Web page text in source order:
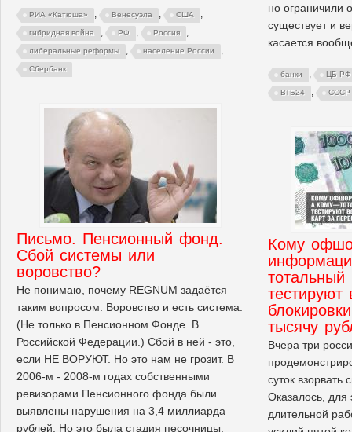
РИА «Катюша» , Венесуэла , США ,
гибридная война , РФ , Россия ,
либеральные реформы , население России ,
Сбербанк
но ограничили
существует и
касается
банки , ЦБ РФ
ВТБ24 , СССР
Письмо. Пенсионный фонд.
Сбой системы или
воровство?
Не понимаю, почему REGNUM задаётся
таким вопросом. Воровство и есть система.
(Не только в Пенсионном Фонде. В
Российской Федерации.) Сбой в ней - это,
если НЕ ВОРУЮТ. Но это нам не грозит. В
2006-м - 2008-м годах собственными
ревизорами Пенсионного фонда были
выявлены нарушения на 3,4 миллиарда
рублей. Но это была стадия песочницы.
Кому
тотальный
тестируют
тысячу
Вчера три
суток взорвать
Оказалось, для
длительной